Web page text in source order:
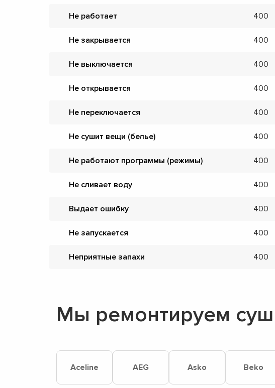
Не работает 400
Не закрывается 400
Не выключается 400
Не открывается 400
Не переключается 400
Не сушит вещи (белье) 400
Не работают программы (режимы) 400
Не сливает воду 400
Выдает ошибку 400
Не запускается 400
Неприятные запахи 400
Мы ремонтируем
Aceline AEG Asko Beko